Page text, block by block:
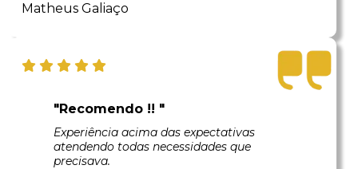
Matheus Galiaço
"Recomendo !! "
Experiência acima das expectativas
atendendo todas necessidades que
precisava.